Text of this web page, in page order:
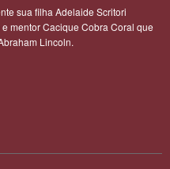
sua filha Adelaide Scritori
mentor Cacique Cobra Coral que
Lincoln.